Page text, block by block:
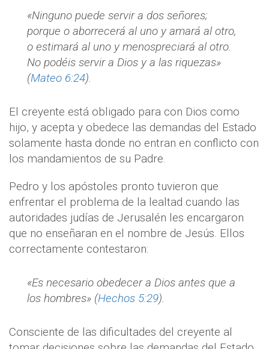
«Ninguno puede servir a dos señores;
porque o aborrecerá al uno y amará al otro,
o estimará al uno y menospreciará al otro.
No podéis servir a Dios y a las riquezas»
(Mateo 6:24).
El creyente está obligado para con Dios como
hijo, y acepta y obedece las demandas del Estado
solamente hasta donde no entran en conflicto con
los mandamientos de su Padre.
Pedro y los apóstoles pronto tuvieron que
enfrentar el problema de la lealtad cuando las
autoridades judías de Jerusalén les encargaron
que no enseñaran en el nombre de Jesús. Ellos
correctamente contestaron:
«Es necesario obedecer a Dios antes que a
los hombres» (Hechos 5:29).
Consciente de las dificultades del creyente al